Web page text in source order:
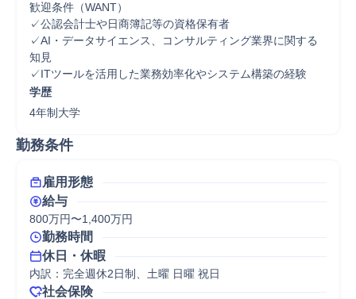
歓迎条件（WANT）
✓公認会計士や日商簿記等の資格保有者
✓AI・データサイエンス、コンサルティング業界に関する
知見
✓ITツールを活用した業務効率化やシステム構築の経験
学歴
4年制大学
勤務条件
雇用形態
給与
800万円〜1,400万円
勤務時間
休日・休暇
内訳：完全週休2日制、土曜 日曜 祝日
社会保険